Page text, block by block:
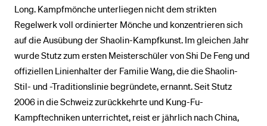
Long. Kampfmönche unterliegen nicht dem strikten
Regelwerk voll ordinierter Mönche und konzentrieren sich
auf die Ausübung der Shaolin-Kampfkunst. Im gleichen Jahr
wurde Stutz zum ersten Meisterschüler von Shi De Feng und
offiziellen Linienhalter der Familie Wang, die die Shaolin-
Stil- und -Traditionslinie begründete, ernannt. Seit Stutz
2006 in die Schweiz zurückkehrte und Kung-Fu-
Kampftechniken unterrichtet, reist er jährlich nach China,